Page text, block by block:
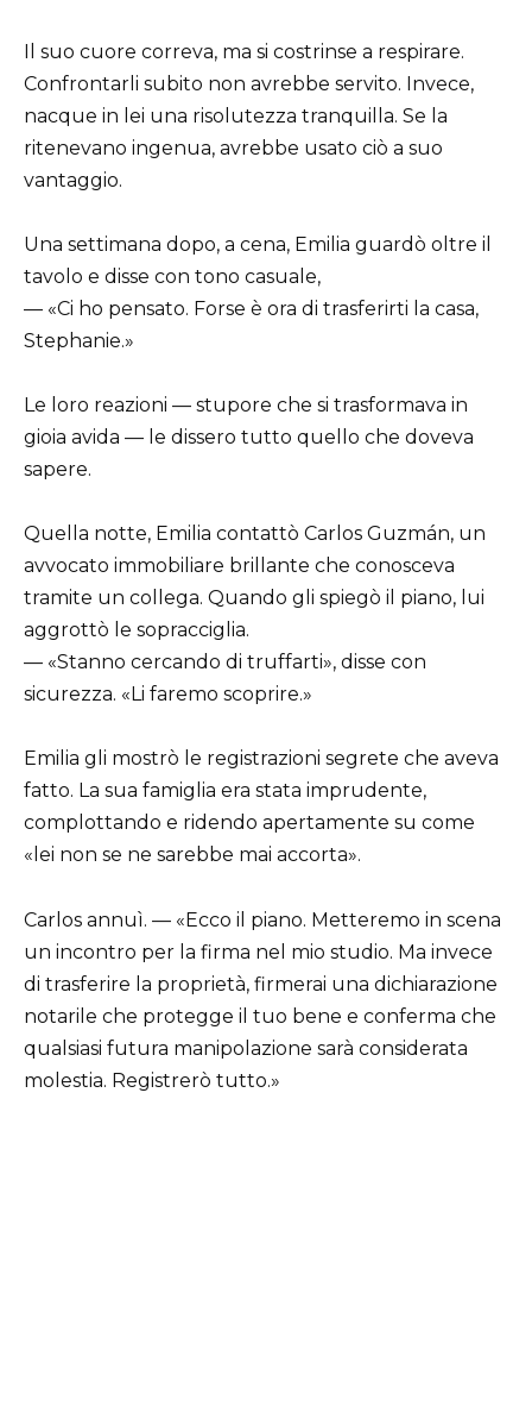
Il suo cuore correva, ma si costrinse a respirare.
Confrontarli subito non avrebbe servito. Invece,
nacque in lei una risolutezza tranquilla. Se la
ritenevano ingenua, avrebbe usato ciò a suo
vantaggio.
Una settimana dopo, a cena, Emilia guardò oltre il
tavolo e disse con tono casuale,
— «Ci ho pensato. Forse è ora di trasferirti la casa,
Stephanie.»
Le loro reazioni — stupore che si trasformava in
gioia avida — le dissero tutto quello che doveva
sapere.
Quella notte, Emilia contattò Carlos Guzmán, un
avvocato immobiliare brillante che conosceva
tramite un collega. Quando gli spiegò il piano, lui
aggrottò le sopracciglia.
— «Stanno cercando di truffarti», disse con
sicurezza. «Li faremo scoprire.»
Emilia gli mostrò le registrazioni segrete che aveva
fatto. La sua famiglia era stata imprudente,
complottando e ridendo apertamente su come
«lei non se ne sarebbe mai accorta».
Carlos annuì. — «Ecco il piano. Metteremo in scena
un incontro per la firma nel mio studio. Ma invece
di trasferire la proprietà, firmerai una dichiarazione
notarile che protegge il tuo bene e conferma che
qualsiasi futura manipolazione sarà considerata
molestia. Registrerò tutto.»